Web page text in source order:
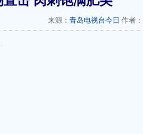
来源： 青岛电视台今日 作者：